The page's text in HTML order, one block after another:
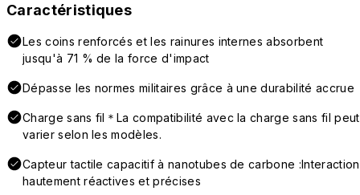
Caractéristiques
Les coins renforcés et les rainures internes absorbent
jusqu'à 71 % de la force d'impact
Dépasse les normes militaires grâce à une durabilité accrue
Charge sans fil＊La compatibilité avec la charge sans fil peut
varier selon les modèles.
Capteur tactile capacitif à nanotubes de carbone
hautement réactives et précises